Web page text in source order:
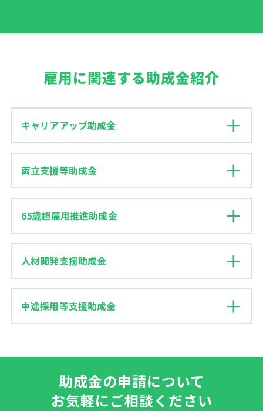
雇用に関連する助成金紹介
キャリアアップ助成金
両立支援等助成金
65歳超雇用推進助成金
人材開発支援助成金
中途採用等支援助成金
助成金の申請について
お気軽にご相談ください